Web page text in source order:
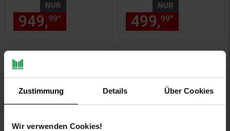
Zustimmung Details Über Cookies
Wir verwenden Cookies!
(Schwarz)
NUR
949,99* € Sternchen
(Rot/Schwarz)
NUR
499,99*